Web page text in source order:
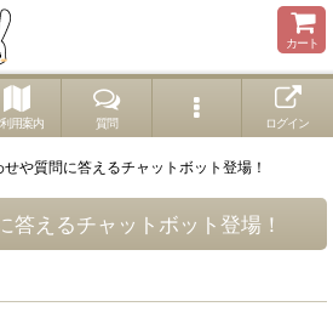
カート
用案内 質問 ログイン
せや質問に答えるチャットボット登場！
答えるチャットボット登場！